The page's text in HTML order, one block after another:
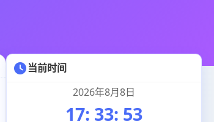
当前时间
2026年8月8日
17: 33: 54